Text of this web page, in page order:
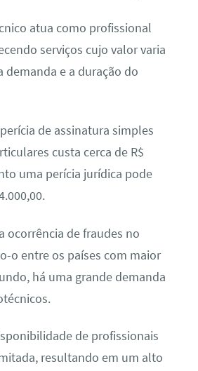
atua como profissional
serviços cujo valor varia
demanda e a duração do
de assinatura simples
custa cerca de R$
uma perícia jurídica pode
ocorrência de fraudes no
o entre os países com maior
há uma grande demanda
de profissionais
resultando em um alto